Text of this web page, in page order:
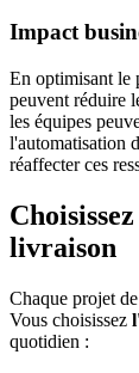
Impact
En optimisant le
peuvent réduire
les équipes
l'automatisation
réaffecter ces
livraison
Chaque projet
Vous choisissez
quotidien :